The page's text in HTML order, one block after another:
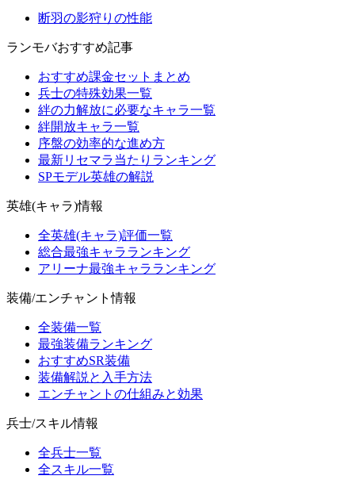
断羽の影狩りの性能
ランモバおすすめ記事
おすすめ課金セットまとめ
兵士の特殊効果一覧
絆の力解放に必要なキャラ一覧
絆開放キャラ一覧
序盤の効率的な進め方
最新リセマラ当たりランキング
SPモデル英雄の解説
英雄(キャラ)情報
全英雄(キャラ)評価一覧
総合最強キャラランキング
アリーナ最強キャラランキング
装備/エンチャント情報
全装備一覧
最強装備ランキング
おすすめSR装備
装備解説と入手方法
エンチャントの仕組みと効果
兵士/スキル情報
全兵士一覧
全スキル一覧